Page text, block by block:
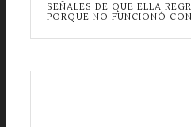
SEÑALES DE QUE ELLA
PORQUE NO FUNCIONÓ